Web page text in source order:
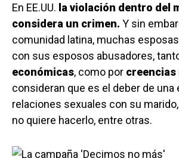
En EE.UU. la violación dentro del
considera un crimen. Y sin
comunidad latina, muchas
con sus esposos abusadores,
económicas, como por
consideran que es el deber de una
relaciones sexuales con su
no quiere hacerlo, entre otras.